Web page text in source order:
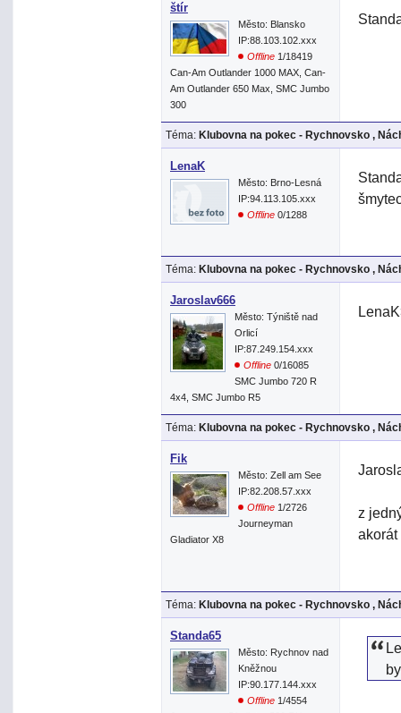
štír
Město: Blansko
IP:88.103.102.xxx
Offline 1/18419
Can-Am Outlander 1000 MAX, Can-
Am Outlander 650 Max, SMC Jumbo
300
Téma: Klubovna na pokec - Rychnovsko ,
LenaK
Město: Brno-Lesná
IP:94.113.105.xxx
Offline 0/1288
Téma: Klubovna na pokec - Rychnovsko ,
Jaroslav666
Město: Týniště nad
Orlicí
IP:87.249.154.xxx
Offline 0/16085
SMC Jumbo 720 R
4x4, SMC Jumbo R5
Téma: Klubovna na pokec - Rychnovsko ,
Fik
Město: Zell am See
IP:82.208.57.xxx
Offline 1/2726
Journeyman
Gladiator X8
z
Téma: Klubovna na pokec - Rychnovsko ,
Standa65
Město: Rychnov nad
Kněžnou
IP:90.177.144.xxx
Offline 1/4554